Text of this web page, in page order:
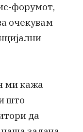
форумот,
очекувам
ми кажа
што
да